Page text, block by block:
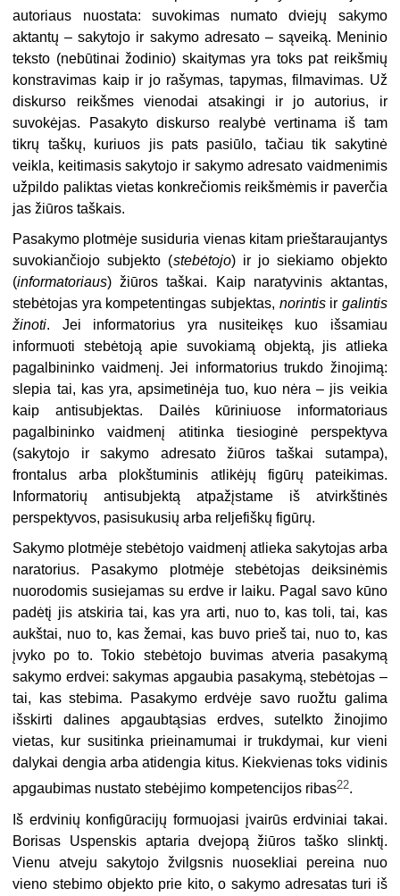
autoriaus nuostata: suvokimas numato dviejų sakymo
aktantų – sakytojo ir sakymo adresato – sąveiką. Meninio
teksto (nebūtinai žodinio) skaitymas yra toks pat reikšmių
konstravimas kaip ir jo rašymas, tapymas, filmavimas. Už
diskurso reikšmes vienodai atsakingi ir jo autorius, ir
suvokėjas. Pasakyto diskurso realybė vertinama iš tam
tikrų taškų, kuriuos jis pats pasiūlo, tačiau tik sakytinė
veikla, keitimasis sakytojo ir sakymo adresato vaidmenimis
užpildo paliktas vietas konkrečiomis reikšmėmis ir paverčia
jas žiūros taškais.
Pasakymo plotmėje susiduria vienas kitam prieštaraujantys
suvokiančiojo subjekto (stebėtojo) ir jo siekiamo objekto
(informatoriaus) žiūros taškai. Kaip naratyvinis aktantas,
stebėtojas yra kompetentingas subjektas, norintisir galintis
žinoti. Jei informatorius yra nusiteikęs kuo išsamiau
informuoti stebėtoją apie suvokiamą objektą, jis atlieka
pagalbininko vaidmenį. Jei informatorius trukdo žinojimą:
slepia tai, kas yra, apsimetinėja tuo, kuo nėra – jis veikia
kaip antisubjektas. Dailės kūriniuose informatoriaus
pagalbininko vaidmenį atitinka tiesioginė perspektyva
(sakytojo ir sakymo adresato žiūros taškai sutampa),
frontalus arba plokštuminis atlikėjų figūrų pateikimas.
Informatorių antisubjektą atpažįstame iš atvirkštinės
perspektyvos, pasisukusių arba reljefiškų figūrų.
Sakymo plotmėje stebėtojo vaidmenį atlieka sakytojas arba
naratorius. Pasakymo plotmėje stebėtojas deiksinėmis
nuorodomis susiejamas su erdve ir laiku. Pagal savo kūno
padėtį jis atskiria tai, kas yra arti, nuo to, kas toli, tai, kas
aukštai, nuo to, kas žemai, kas buvo prieš tai, nuo to, kas
įvyko po to. Tokio stebėtojo buvimas atveria pasakymą
sakymo erdvei: sakymas apgaubia pasakymą, stebėtojas –
tai, kas stebima. Pasakymo erdvėje savo ruožtu galima
išskirti dalines apgaubtąsias erdves, sutelkto žinojimo
vietas, kur susitinka prieinamumai ir trukdymai, kur vieni
dalykai dengia arba atidengia kitus. Kiekvienas toks vidinis
apgaubimas nustato stebėjimo kompetencijos ribas22.
Iš erdvinių konfigūracijų formuojasi įvairūs erdviniai takai.
Borisas Uspenskis aptaria dvejopą žiūros taško slinktį.
Vienu atveju sakytojo žvilgsnis nuosekliai pereina nuo
vieno stebimo objekto prie kito, o sakymo adresatas turi iš